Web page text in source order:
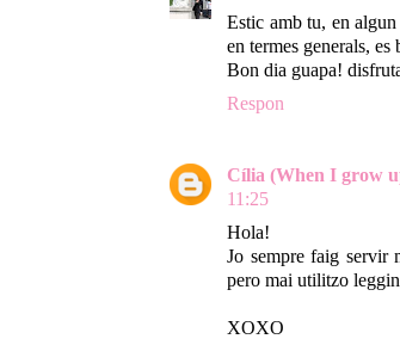
Estic amb tu, en
en termes generals,
Bon dia guapa!
Respon
Cília (When I grow
11:25
Hola!
Jo sempre faig servir
pero mai utilitzo
XOXO